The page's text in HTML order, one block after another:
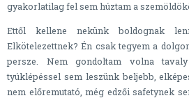
gyakorlatilag fel sem húztam a
Ettől kellene nekünk boldognak
Elkötelezettnek? Én csak tegyem a
persze. Nem gondoltam volna
tyúklépéssel sem leszünk beljebb,
nem előremutató, még edzői safetynek